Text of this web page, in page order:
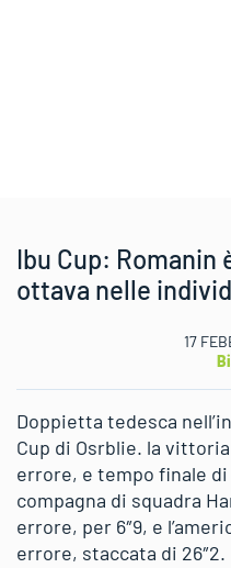
Ibu Cup: Romanin
ottava nelle
17
Doppietta tedesca
Cup di Osrblie. la
errore, e tempo finale di
compagna di squadra
errore, per 6″9, e
errore, staccata di 26″2.